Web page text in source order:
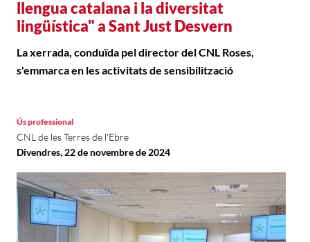
llengua catalana i la diversitat
lingüística" a Sant Just Desvern
La xerrada, conduïda pel director del CNL Roses,
s'emmarca en les activitats de sensibilització
Ús professional
CNL de les Terres de l'Ebre
Divendres, 22 de novembre de 2024